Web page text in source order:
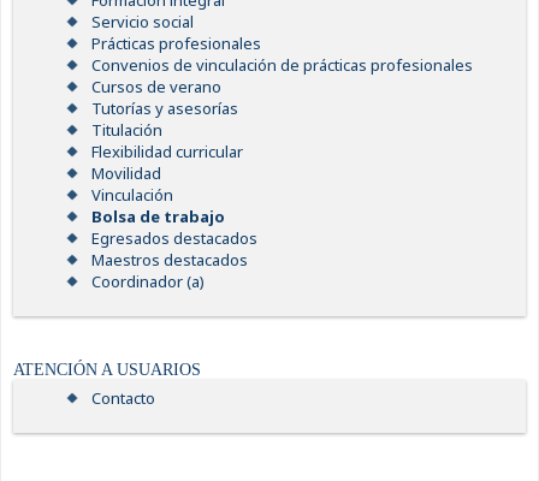
Servicio social
Prácticas profesionales
Convenios de vinculación de prácticas profesionales
Cursos de verano
Tutorías y asesorías
Titulación
Flexibilidad curricular
Movilidad
Vinculación
Bolsa de trabajo
Egresados destacados
Maestros destacados
Coordinador (a)
ATENCIÓN A USUARIOS
Contacto